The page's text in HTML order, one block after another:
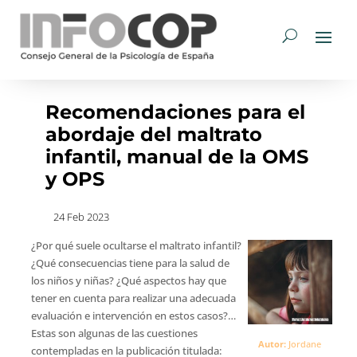
Recomendaciones para el
abordaje del maltrato
infantil, manual de la OMS
y OPS
24 Feb 2023
¿Por qué suele ocultarse el maltrato infantil?
¿Qué consecuencias tiene para la salud de
los niños y niñas? ¿Qué aspectos hay que
tener en cuenta para realizar una adecuada
evaluación e intervención en estos casos?…
Estas son algunas de las cuestiones
contempladas en la publicación titulada:
Autor: Jordane